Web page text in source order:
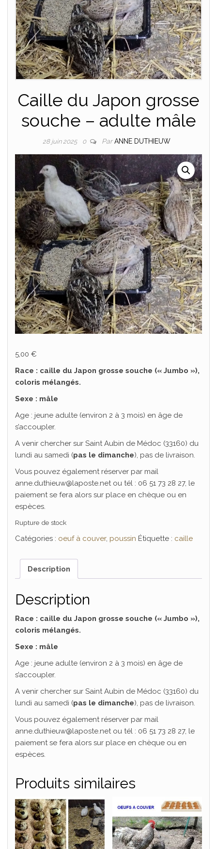
Caille du Japon grosse
souche – adulte mâle
28 juin 2025 0 ParANNE DUTHIEUW
5,00 €
Race : caille du Japon grosse souche (« Jumbo »),
coloris mélangés.
Sexe : mâle
Age : jeune adulte (environ 2 à 3 mois) en âge de
s’accoupler.
A venir chercher sur Saint Aubin de Médoc (33160) du
lundi au samedi (pas le dimanche), pas de livraison.
Vous pouvez également réserver par mail
anne.duthieuw@laposte.net ou tél : 06 51 73 28 27, le
paiement se fera alors sur place en chèque ou en
espèces.
Rupture de stock
Catégories : oeuf à couver, poussin Étiquette : caille
Description
Description
Race : caille du Japon grosse souche (« Jumbo »),
coloris mélangés.
Sexe : mâle
Age : jeune adulte (environ 2 à 3 mois) en âge de
s’accoupler.
A venir chercher sur Saint Aubin de Médoc (33160) du
lundi au samedi (pas le dimanche), pas de livraison.
Vous pouvez également réserver par mail
anne.duthieuw@laposte.net ou tél : 06 51 73 28 27, le
paiement se fera alors sur place en chèque ou en
espèces.
Produits similaires